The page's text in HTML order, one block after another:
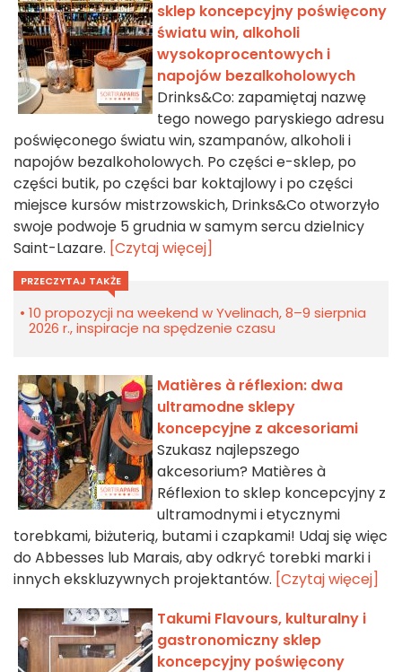
sklep koncepcyjny poświęcony
światu win, alkoholi
wysokoprocentowych i
napojów bezalkoholowych
Drinks&Co: zapamiętaj nazwę
tego nowego paryskiego adresu
poświęconego światu win, szampanów, alkoholi i
napojów bezalkoholowych. Po części e-sklep, po
części butik, po części bar koktajlowy i po części
miejsce kursów mistrzowskich, Drinks&Co otworzyło
swoje podwoje 5 grudnia w samym sercu dzielnicy
Saint-Lazare. [Czytaj więcej]
PRZECZYTAJ TAKŻE
10 propozycji na weekend w Yvelinach, 8–9 sierpnia
2026 r., inspiracje na spędzenie czasu
Matières à réflexion: dwa
ultramodne sklepy
koncepcyjne z akcesoriami
Szukasz najlepszego
akcesorium? Matières à
Réflexion to sklep koncepcyjny z
ultramodnymi i etycznymi
torebkami, biżuterią, butami i czapkami! Udaj się więc
do Abbesses lub Marais, aby odkryć torebki marki i
innych ekskluzywnych projektantów. [Czytaj więcej]
Takumi Flavours, kulturalny i
gastronomiczny sklep
koncepcyjny poświęcony